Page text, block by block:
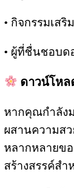
• กิจกรรมเส
• ผู้ที่ชื่นชอบด
ดาวน์โหล
หากคุณกำลัง
ผสานความส
หลากหลายข
สร้างสรรค์สำ